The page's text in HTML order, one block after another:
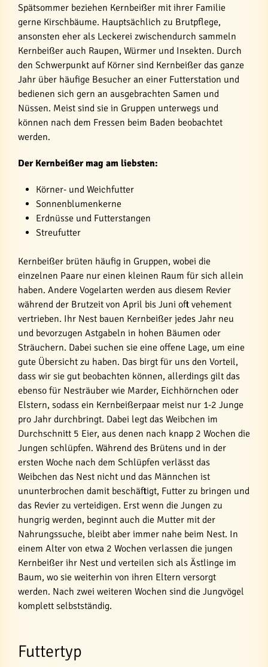
Spätsommer beziehen Kernbeißer mit ihrer Familie
gerne Kirschbäume. Hauptsächlich zu Brutpflege,
ansonsten eher als Leckerei zwischendurch sammeln
Kernbeißer auch Raupen, Würmer und Insekten. Durch
den Schwerpunkt auf Körner sind Kernbeißer das ganze
Jahr über häufige Besucher an einer Futterstation und
bedienen sich gern an ausgebrachten Samen und
Nüssen. Meist sind sie in Gruppen unterwegs und
können nach dem Fressen beim Baden beobachtet
werden.
Der Kernbeißer mag am liebsten:
Körner- und Weichfutter
Sonnenblumenkerne
Erdnüsse und Futterstangen
Streufutter
Kernbeißer brüten häufig in Gruppen, wobei die
einzelnen Paare nur einen kleinen Raum für sich allein
haben. Andere Vogelarten werden aus diesem Revier
während der Brutzeit von April bis Juni oft vehement
vertrieben. Ihr Nest bauen Kernbeißer jedes Jahr neu
und bevorzugen Astgabeln in hohen Bäumen oder
Sträuchern. Dabei suchen sie eine offene Lage, um eine
gute Übersicht zu haben. Das birgt für uns den Vorteil,
dass wir sie gut beobachten können, allerdings gilt das
ebenso für Nesträuber wie Marder, Eichhörnchen oder
Elstern, sodass ein Kernbeißerpaar meist nur 1-2 Junge
pro Jahr durchbringt. Dabei legt das Weibchen im
Durchschnitt 5 Eier, aus denen nach knapp 2 Wochen die
Jungen schlüpfen. Während des Brütens und in der
ersten Woche nach dem Schlüpfen verlässt das
Weibchen das Nest nicht und das Männchen ist
ununterbrochen damit beschäftigt, Futter zu bringen und
das Revier zu verteidigen. Erst wenn die Jungen zu
hungrig werden, beginnt auch die Mutter mit der
Nahrungssuche, bleibt aber immer nahe beim Nest. In
einem Alter von etwa 2 Wochen verlassen die jungen
Kernbeißer ihr Nest und verteilen sich als Ästlinge im
Baum, wo sie weiterhin von ihren Eltern versorgt
werden. Nach zwei weiteren Wochen sind die Jungvögel
komplett selbstständig.
Futtertyp